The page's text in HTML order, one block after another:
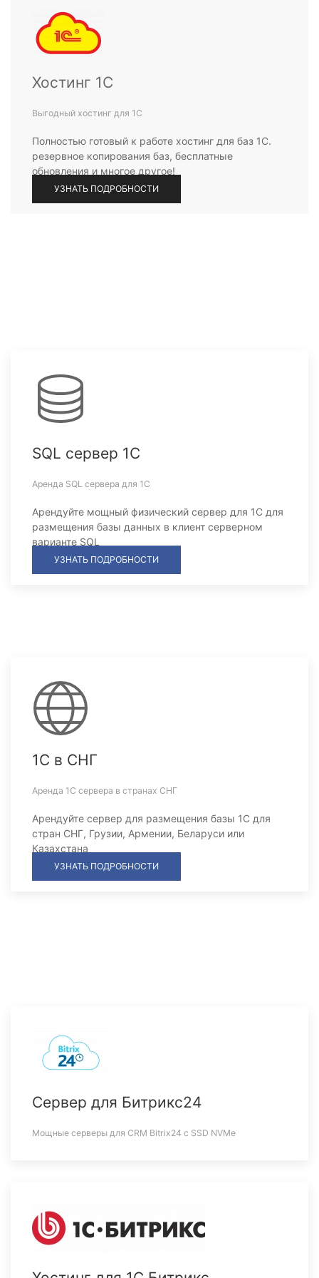
Хостинг 1С
Выгодный хостинг для 1С
Полностью готовый к работе хостинг для баз 1С.
резервное копирования баз, бесплатные
обновления и многое другое!
УЗНАТЬ ПОДРОБНОСТИ
SQL сервер 1С
Аренда SQL сервера для 1С
Арендуйте мощный физический сервер для 1С для
размещения базы данных в клиент серверном
варианте SQL
УЗНАТЬ ПОДРОБНОСТИ
1С в СНГ
Аренда 1С сервера в странах СНГ
Арендуйте сервер для размещения базы 1С для
стран СНГ, Грузии, Армении, Беларуси или
Казахстана
УЗНАТЬ ПОДРОБНОСТИ
Сервер для Битрикс24
Мощные серверы для CRM Bitrix24 c SSD NVMe